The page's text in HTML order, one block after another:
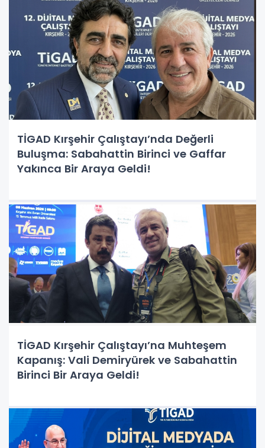
TİGAD Kırşehir Çalıştayı’nda Değerli
Buluşma: Sabahattin Birinci ve Gaffar
Yakınca Bir Araya Geldi!
TİGAD Kırşehir Çalıştayı’na Muhteşem
Kapanış: Vali Demiryürek ve Sabahattin
Birinci Bir Araya Geldi!